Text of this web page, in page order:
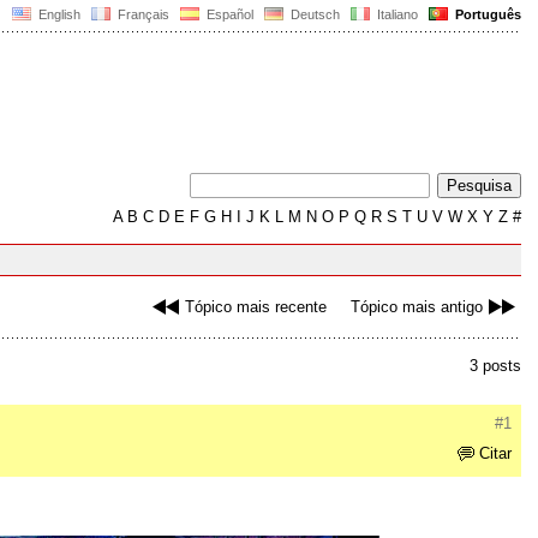
English Français Español Deutsch Italiano Português
AB C D E F G H J K L M N O P Q R S T U V W X Y Z #
Tópico mais recente Tópico mais antigo
3 posts
#1
Citar